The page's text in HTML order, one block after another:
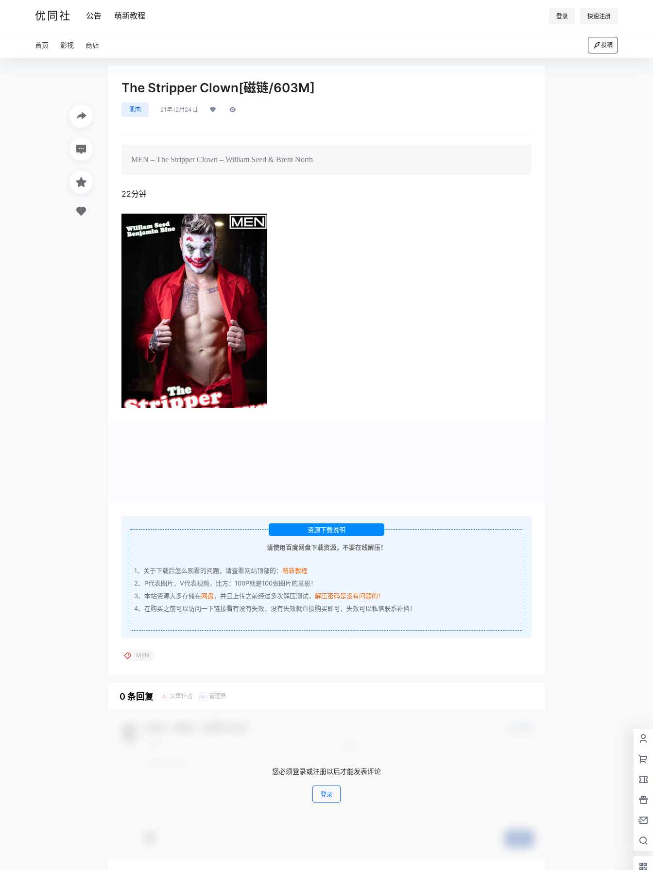
优同社 公告 萌新教程 登录 快速注册
首页 影视 商店 投稿
The Stripper Clown[磁链/603M]
肌肉 21年12月24日
MEN – The Stripper Clown – William Seed & Brent North
22分钟
资源下载说明
请使用百度网盘下载资源，不要在线解压！
1、关于下载后怎么观看的问题，请查看网站顶部的： 萌新教程
2、P代表图片，V代表视频，比方：100P就是100张图片的意思！
3、本站资源大多存储在网盘，并且上传之前经过多次解压测试， 解压密码是没有问题的！
4、在购买之前可以访问一下链接看有没有失效，没有失效就直接购买即可，失效可以私信联系补档！
MEN
0 条回复 A 文章作者 M 管理员
您必须登录或注册以后才能发表评论
登录